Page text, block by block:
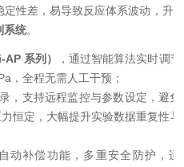
性差，易导致反应体系波动，升
系统。
AP 系列）
，通过智能算法实时调节
，全程无需人工干预；
，支持远程监控与参数设定，避免
恒定，大幅提升实验数据重复性与
动补偿功能，多重安全防护，适